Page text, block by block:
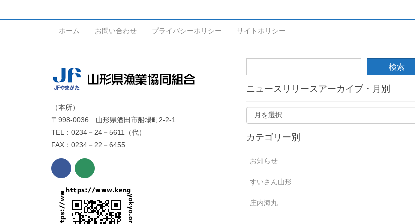
ホーム お問い合わせ プライバシーポリシー サイトポリシー
（本所）
〒998-0036 山形県酒田市船場町2-2-1
TEL：0234－24－5611（代）
FAX：0234－22－6455
ニュースリリースアーカイブ・月別
カテゴリー別
お知らせ
すいさん山形
庄内海丸